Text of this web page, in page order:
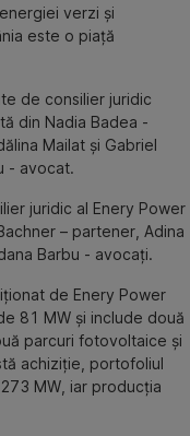
verzi și
este o piață
de consilier juridic
din Nadia Badea -
Mailat și Gabriel
- avocat.
juridic al Enery Power
– partener, Adina
Barbu - avocați.
de Enery Power
81 MW și include două
parcuri fotovoltaice și
achiziție, portofoliul
MW, iar producția